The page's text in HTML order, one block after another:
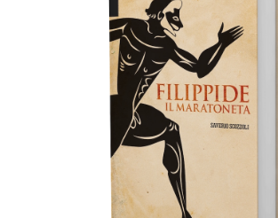
AGGIUNGI AL CARRELLO